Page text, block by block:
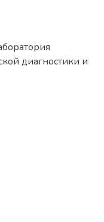
астрофизики и
диагностики и